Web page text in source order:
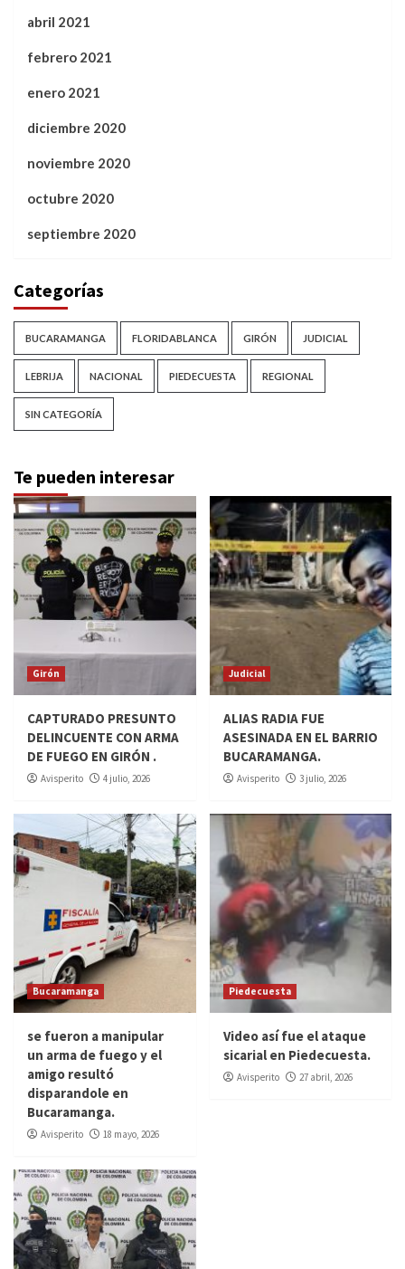
abril 2021
febrero 2021
enero 2021
diciembre 2020
noviembre 2020
octubre 2020
septiembre 2020
Categorías
BUCARAMANGA FLORIDABLANCA GIRÓN JUDICIAL
LEBRIJA NACIONAL PIEDECUESTA REGIONAL
SIN CATEGORÍA
Te pueden interesar
Girón
CAPTURADO PRESUNTO
DELINCUENTE CON ARMA
DE FUEGO EN GIRÓN .
Avisperito 4 julio, 2026
Judicial
ALIAS RADIA FUE
ASESINADA EN EL BARRIO
BUCARAMANGA.
Avisperito 3 julio, 2026
Bucaramanga
se fueron a manipular
un arma de fuego y el
amigo resultó
disparandole en
Bucaramanga.
Avisperito 18 mayo, 2026
Piedecuesta
Video así fue el ataque
sicarial en Piedecuesta.
Avisperito 27 abril, 2026